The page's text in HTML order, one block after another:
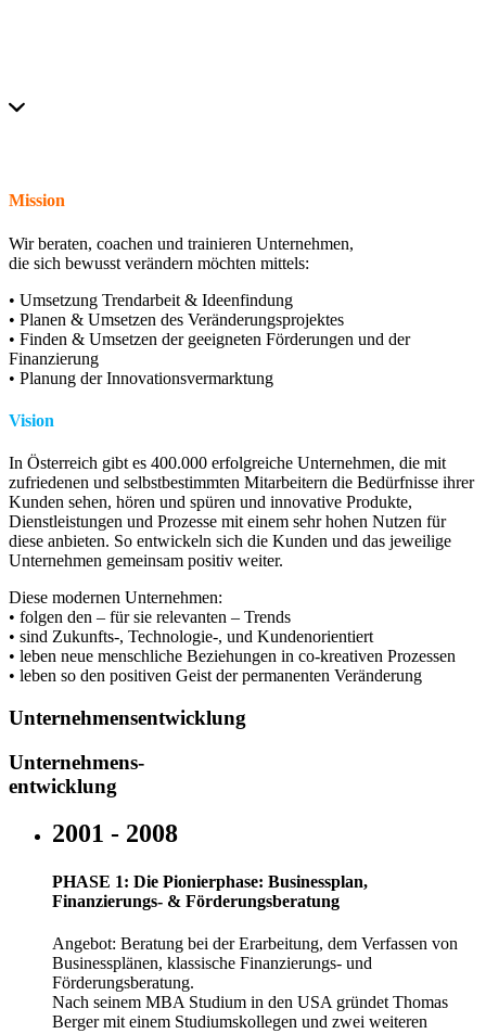
Mission
Wir beraten, coachen und trainieren Unternehmen,
die sich bewusst verändern möchten mittels:
• Umsetzung Trendarbeit & Ideenfindung
• Planen & Umsetzen des Veränderungsprojektes
• Finden & Umsetzen der geeigneten Förderungen und der
Finanzierung
• Planung der Innovationsvermarktung
Vision
In Österreich gibt es 400.000 erfolgreiche Unternehmen, die mit
zufriedenen und selbstbestimmten Mitarbeitern die Bedürfnisse ihrer
Kunden sehen, hören und spüren und innovative Produkte,
Dienstleistungen und Prozesse mit einem sehr hohen Nutzen für
diese anbieten. So entwickeln sich die Kunden und das jeweilige
Unternehmen gemeinsam positiv weiter.
Diese modernen Unternehmen:
• folgen den – für sie relevanten – Trends
• sind Zukunfts-, Technologie-, und Kundenorientiert
• leben neue menschliche Beziehungen in co-kreativen Prozessen
• leben so den positiven Geist der permanenten Veränderung
Unternehmensentwicklung
Unternehmens-
entwicklung
2001 - 2008
PHASE 1: Die Pionierphase: Businessplan,
Finanzierungs- & Förderungsberatung
Angebot: Beratung bei der Erarbeitung, dem Verfassen von
Businessplänen, klassische Finanzierungs- und
Förderungsberatung.
Nach seinem MBA Studium in den USA gründet Thomas
Berger mit einem Studiumskollegen und zwei weiteren